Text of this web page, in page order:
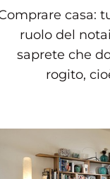
casa:
ruolo del
saprete che
rogito,